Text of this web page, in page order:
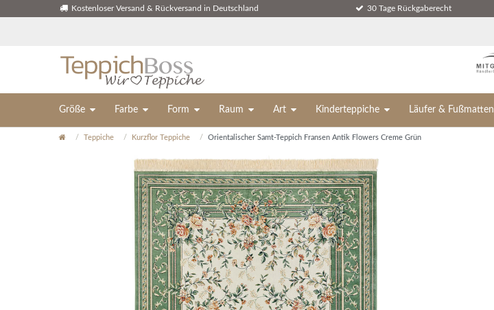
Kostenloser Versand & Rückversand in Deutschland 30 Tage Rückgaberecht
Größe Farbe Form Raum Art Kinderteppiche Läufer & Fußmatten
Teppiche Kurzflor Teppiche Orientalischer Samt-Teppich Fransen Antik Flowers Creme Grün